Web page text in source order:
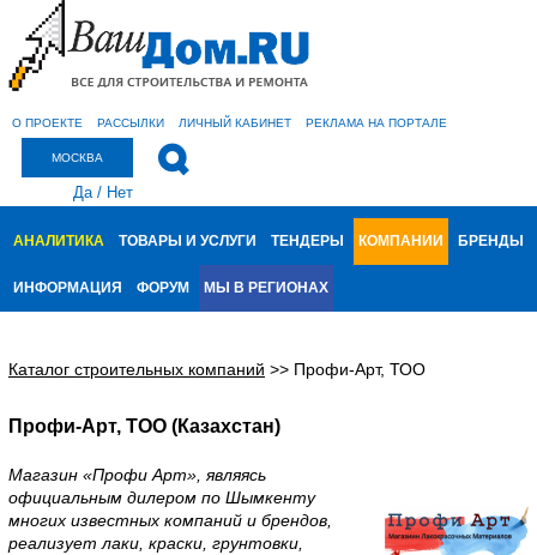
О ПРОЕКТЕ РАССЫЛКИ ЛИЧНЫЙ КАБИНЕТ РЕКЛАМА НА ПОРТАЛЕ
МОСКВА
Да/ Нет
АНАЛИТИКА ТОВАРЫ И УСЛУГИ ТЕНДЕРЫ КОМПАНИИ БРЕНДЫ
ИНФОРМАЦИЯ ФОРУМ МЫ В РЕГИОНАХ
Каталог строительных компаний >> Профи-Арт, ТОО
Профи-Арт, ТОО (Казахстан)
Магазин «Профи Арт», являясь
официальным дилером по Шымкенту
многих известных компаний и брендов,
реализует лаки, краски, грунтовки,